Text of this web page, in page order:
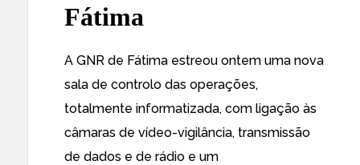
Fátima
A GNR de Fátima estreou ontem uma nova
sala de controlo das operações,
totalmente informatizada, com ligação às
câmaras de vídeo-vigilância, transmissão
de dados e de rádio e um